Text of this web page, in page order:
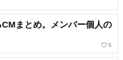
まとめ。メンバー個人の
favorite_border 5